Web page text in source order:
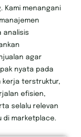
Kami menangani
analisis
agar
nyata pada
kerja terstruktur,
efisien,
selalu relevan
di marketplace.